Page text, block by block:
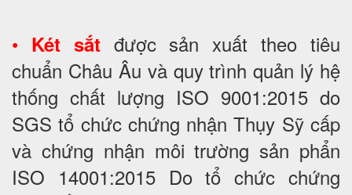
• Két sắtđược sản xuất theo tiêu
chuẩn Châu Âu và quy trình quản lý hệ
thống chất lượng ISO 9001:2015 do
SGS tổ chức chứng nhận Thụy Sỹ cấp
và chứng nhận môi trường sản phẩn
ISO 14001:2015 Do tổ chức chứng